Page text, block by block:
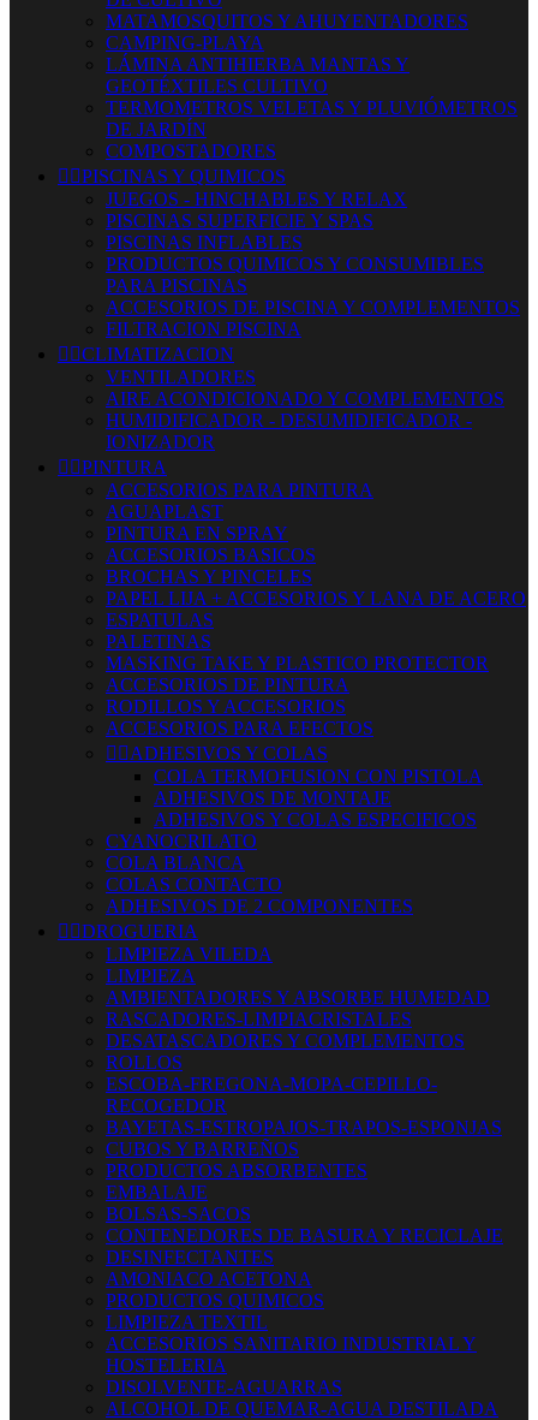
MATAMOSQUITOS Y AHUYENTADORES
CAMPING-PLAYA
LÁMINA ANTIHIERBA MANTAS Y
GEOTÉXTILES CULTIVO
TERMOMETROS VELETAS Y PLUVIÓMETROS
DE JARDÍN
COMPOSTADORES
 PISCINAS Y QUIMICOS
JUEGOS - HINCHABLES Y RELAX
PISCINAS SUPERFICIE Y SPAS
PISCINAS INFLABLES
PRODUCTOS QUIMICOS Y CONSUMIBLES
PARA PISCINAS
ACCESORIOS DE PISCINA Y COMPLEMENTOS
FILTRACION PISCINA
 CLIMATIZACION
VENTILADORES
AIRE ACONDICIONADO Y COMPLEMENTOS
HUMIDIFICADOR - DESUMIDIFICADOR -
IONIZADOR
 PINTURA
ACCESORIOS PARA PINTURA
AGUAPLAST
PINTURA EN SPRAY
ACCESORIOS BASICOS
BROCHAS Y PINCELES
PAPEL LIJA + ACCESORIOS Y LANA DE ACERO
ESPATULAS
PALETINAS
MASKING TAKE Y PLASTICO PROTECTOR
ACCESORIOS DE PINTURA
RODILLOS Y ACCESORIOS
ACCESORIOS PARA EFECTOS
 ADHESIVOS Y COLAS
COLA TERMOFUSION CON PISTOLA
ADHESIVOS DE MONTAJE
ADHESIVOS Y COLAS ESPECIFICOS
CYANOCRILATO
COLA BLANCA
COLAS CONTACTO
ADHESIVOS DE 2 COMPONENTES
 DROGUERIA
LIMPIEZA VILEDA
LIMPIEZA
AMBIENTADORES Y ABSORBE HUMEDAD
RASCADORES-LIMPIACRISTALES
DESATASCADORES Y COMPLEMENTOS
ROLLOS
ESCOBA-FREGONA-MOPA-CEPILLO-
RECOGEDOR
BAYETAS-ESTROPAJOS-TRAPOS-ESPONJAS
CUBOS Y BARREÑOS
PRODUCTOS ABSORBENTES
EMBALAJE
BOLSAS-SACOS
CONTENEDORES DE BASURA Y RECICLAJE
DESINFECTANTES
AMONIACO ACETONA
PRODUCTOS QUIMICOS
LIMPIEZA TEXTIL
ACCESORIOS SANITARIO INDUSTRIAL Y
HOSTELERIA
DISOLVENTE-AGUARRAS
ALCOHOL DE QUEMAR-AGUA DESTILADA